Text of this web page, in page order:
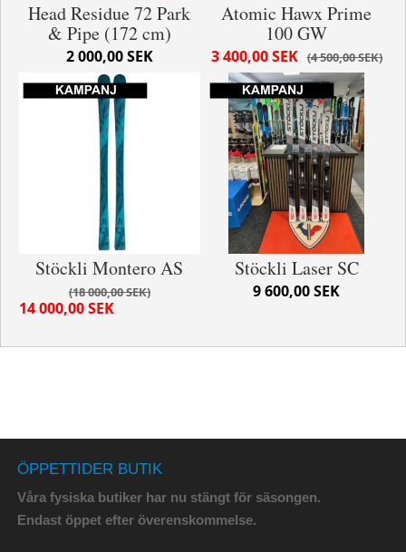
Head Residue 72 Park
& Pipe (172 cm)
2 000,00 SEK
Atomic Hawx Prime
100 GW
4 500,00 SEK
3 400,00 SEK
Stöckli Montero AS
18 000,00 SEK
14 000,00 SEK
Stöckli Laser SC
9 600,00 SEK
ÖPPETTIDER BUTIK
Våra fysiska butiker har nu stängt för säsongen.
Endast öppet efter överenskommelse.